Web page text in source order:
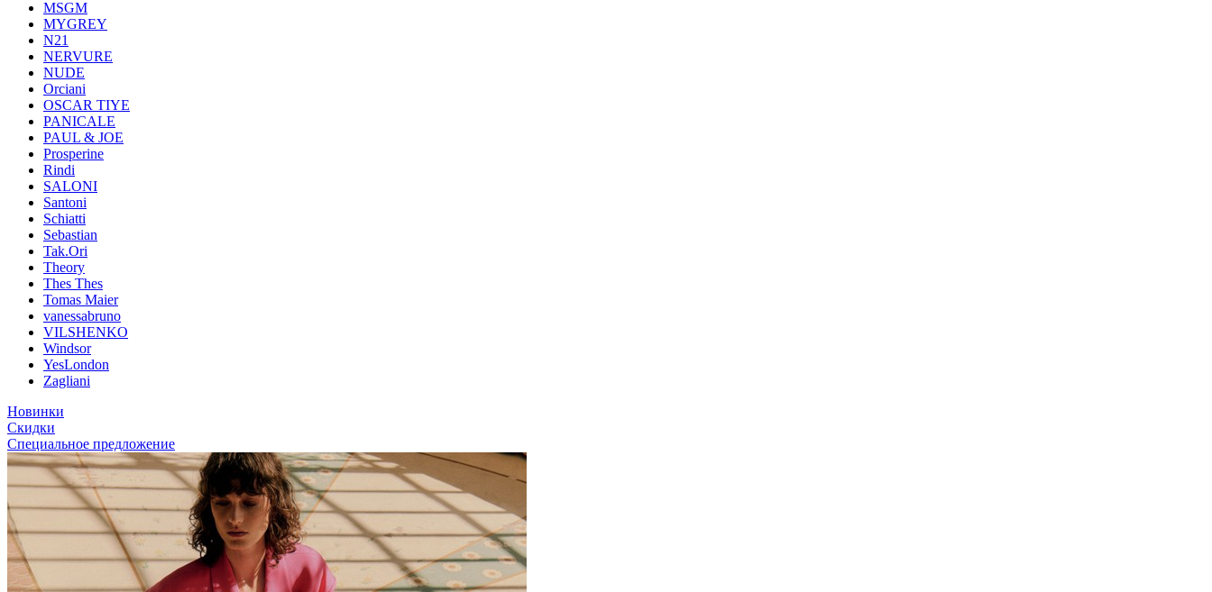
MSGM
MYGREY
N21
NERVURE
NUDE
Orciani
OSCAR TIYE
PANICALE
PAUL & JOE
Prosperine
Rindi
SALONI
Santoni
Schiatti
Sebastian
Tak.Ori
Theory
Thes Thes
Tomas Maier
vanessabruno
VILSHENKO
Windsor
YesLondon
Zagliani
Новинки
Скидки
Специальное предложение